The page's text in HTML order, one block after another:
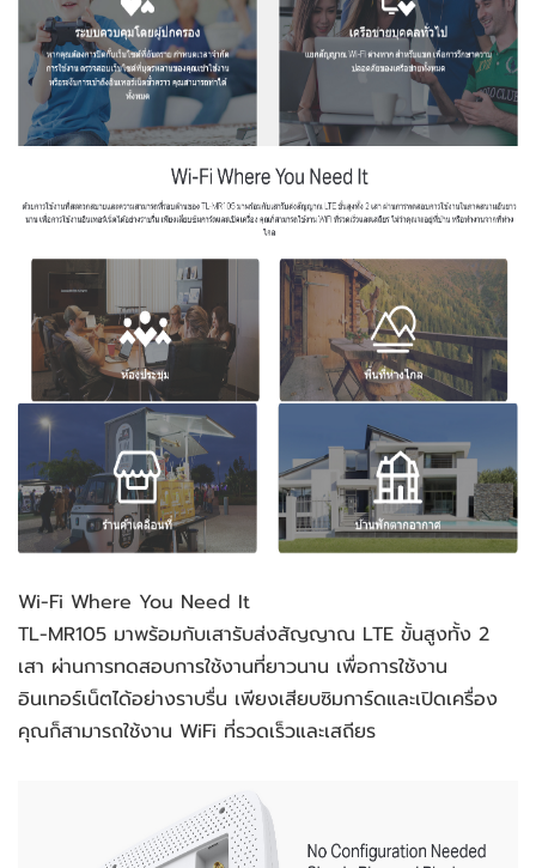
Wi-Fi Where You Need It
TL-MR105 มาพร้อมกับเสารับส่งสัญญาณ LTE ขั้นสูงทั้ง 2
เสา ผ่านการทดสอบการใช้งานที่ยาวนาน เพื่อการใช้งาน
อินเทอร์เน็ตได้อย่างราบรื่น เพียงเสียบซิมการ์ดและเปิดเครื่อง
คุณก็สามารถใช้งาน WiFi ที่รวดเร็วและเสถียร